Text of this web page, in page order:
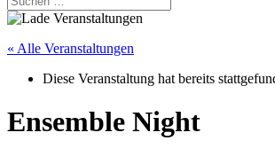
« Alle Veranstaltungen
Diese Veranstaltung hat bereits
Ensemble Night